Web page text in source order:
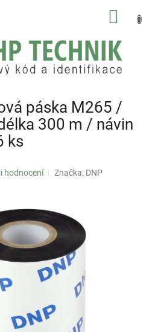
páska M265 /
300 m / návin
ks
hodnocení Značka: DNP